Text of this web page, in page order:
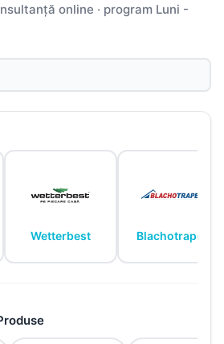
online · program Luni -
Wetterbest Blachotrapez